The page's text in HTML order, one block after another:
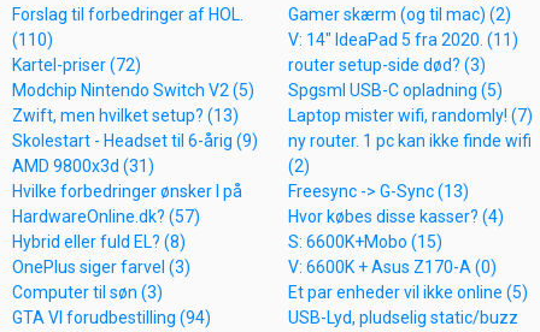
Forslag til forbedringer af HOL.
(110)
Kartel-priser (72)
Modchip Nintendo Switch V2 (5)
Zwift, men hvilket setup? (13)
Skolestart - Headset til 6-årig (9)
AMD 9800x3d (31)
Hvilke forbedringer ønsker I på
HardwareOnline.dk? (57)
Hybrid eller fuld EL? (8)
OnePlus siger farvel (3)
Computer til søn (3)
GTA VI forudbestilling (94)
Gamer skærm (og til mac) (2)
V: 14" IdeaPad 5 fra 2020. (11)
router setup-side død? (3)
Spgsml USB-C opladning (5)
Laptop mister wifi, randomly! (7)
ny router. 1 pc kan ikke finde wifi
(2)
Freesync -> G-Sync (13)
Hvor købes disse kasser? (4)
S: 6600K+Mobo (15)
V: 6600K + Asus Z170-A (0)
Et par enheder vil ikke online (5)
USB-Lyd, pludselig static/buzz